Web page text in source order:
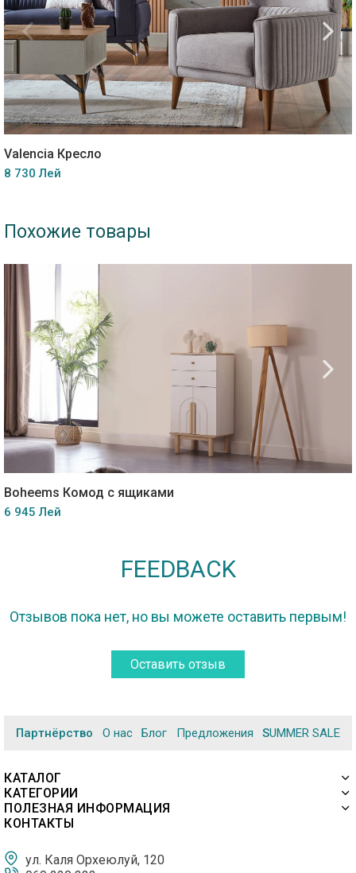
Valencia Кресло
8 730 Лей
Похожие товары
Boheems Комод с ящиками
6 945 Лей
FEEDBACK
Отзывов пока нет, но вы можете оставить первым!
Оставить отзыв
Партнёрство О нас Блог Предложения SUMMER SALE
КАТАЛОГ
КАТЕГОРИИ
ПОЛЕЗНАЯ ИНФОРМАЦИЯ
КОНТАКТЫ
ул. Каля Орхеюлуй, 120